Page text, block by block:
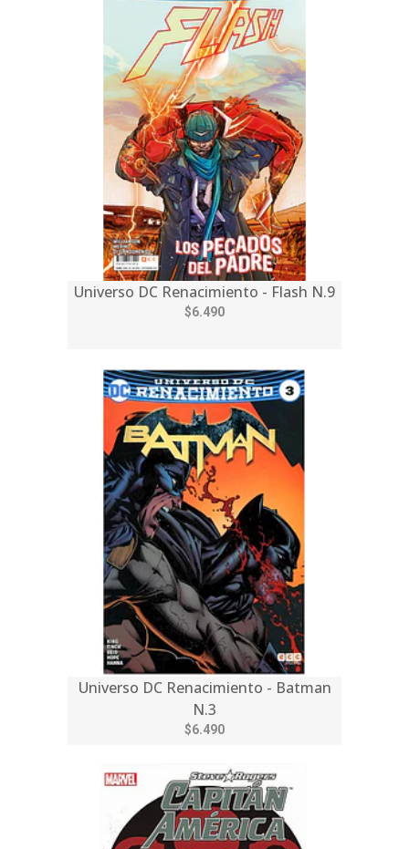
Universo DC Renacimiento - Flash N.9
$6.490
Universo DC Renacimiento - Batman
N.3
$6.490